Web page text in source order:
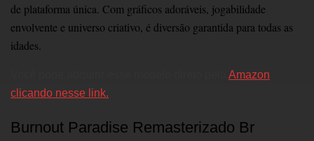
de plataforma única. Com gráficos adoráveis, jogabilidade
envolvente e universo criativo, é diversão garantida para todas as
idades.
Amazon
clicando nesse link.
Burnout Paradise Remasterizado Br